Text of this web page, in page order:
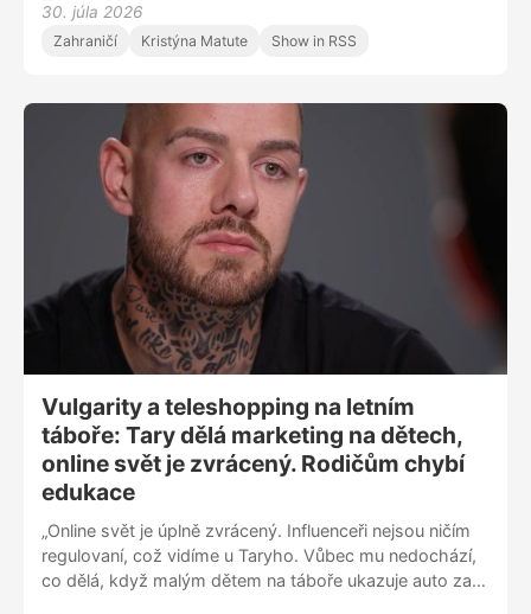
kteří vykonávají velmi náročnou profesi,“ říká v
exkluzivním rozhovoru přímo ze Španělska zasahující
měli, si navzájem pomáhají. Snaží se zabránit tomu, aby
shořely domy jejich sousedů. Je to ukázka odvahy,“
dodává.
30. júla 2026
Zahraničí Kristýna Matute Show in RSS
Vulgarity a teleshopping na letním
táboře: Tary dělá marketing na dětech,
online svět je zvrácený. Rodičům chybí
edukace
„Online svět je úplně zvrácený. Influenceři nejsou ničím
regulovaní, což vidíme u Taryho. Vůbec mu nedochází,
co dělá, když malým dětem na táboře ukazuje auto za 8